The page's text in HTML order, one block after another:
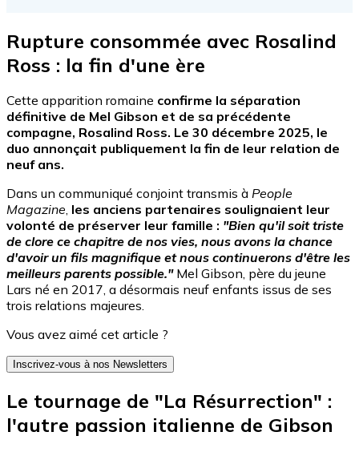
Rupture consommée avec Rosalind
Ross : la fin d'une ère
Cette apparition romaine confirme la séparation
définitive de Mel Gibson et de sa précédente
compagne, Rosalind Ross. Le 30 décembre 2025, le
duo annonçait publiquement la fin de leur relation de
neuf ans.
Dans un communiqué conjoint transmis à People
Magazine, les anciens partenaires soulignaient leur
volonté de préserver leur famille : "Bien qu'il soit triste
de clore ce chapitre de nos vies, nous avons la chance
d'avoir un fils magnifique et nous continuerons d'être les
meilleurs parents possible."Mel Gibson, père du jeune
Lars né en 2017, a désormais neuf enfants issus de ses
trois relations majeures.
Vous avez aimé cet article ?
Inscrivez-vous à nos Newsletters
Le tournage de "La Résurrection" :
l'autre passion italienne de Gibson